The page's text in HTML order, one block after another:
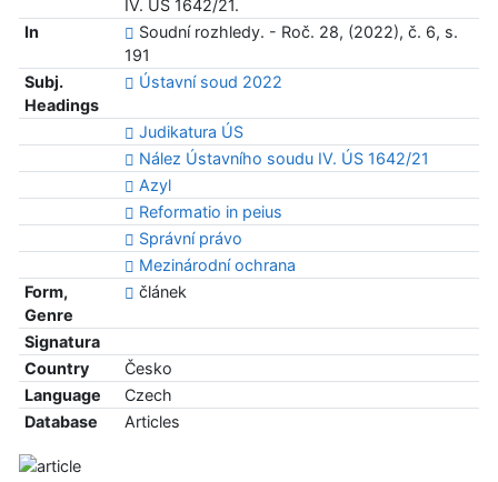
IV. ÚS 1642/21.
In
Soudní rozhledy. - Roč. 28, (2022), č. 6, s.
191
Subj.
Headings
Ústavní soud 2022
Judikatura ÚS
Nález Ústavního soudu IV. ÚS 1642/21
Azyl
Reformatio in peius
Správní právo
Mezinárodní ochrana
Form,
Genre
článek
Signatura
Country
Česko
Language
Czech
Database
Articles